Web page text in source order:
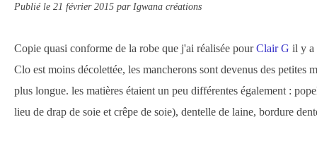
Publié le 21 février 2015 par Igwana créations
Copie quasi conforme de la robe que j'ai réalisée pourClair G il y a
Clo est moins décolettée, les mancherons sont devenus des petites
plus longue. les matières étaient un peu différentes également :
lieu de drap de soie et crêpe de soie), dentelle de laine, bordure